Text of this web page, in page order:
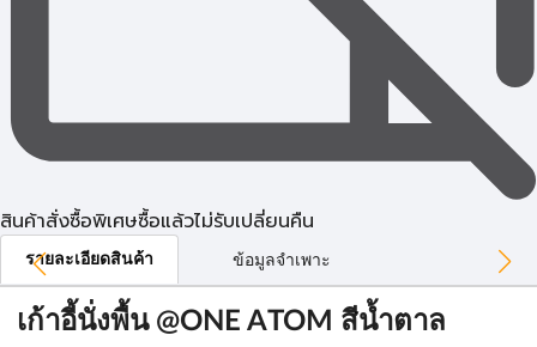
สินค้าสั่งซื้อพิเศษซื้อแล้วไม่รับเปลี่ยนคืน
รายละเอียดสินค้า ข้อมูลจำเพาะ
เก้าอี้นั่งพื้น @ONE ATOM สีน้ำตาล